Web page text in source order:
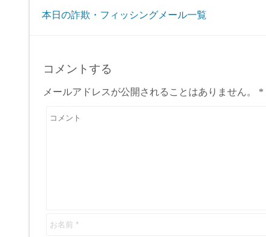
本日の詐欺・フィッシングメール一覧
コメントする
メールアドレスが公開されることはありません。 *